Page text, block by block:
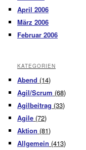
April 2006
März 2006
Februar 2006
KATEGORIEN
Abend (14)
Agil/Scrum (68)
Agilbeitrag (33)
Agile (72)
Aktion (81)
Allgemein (413)